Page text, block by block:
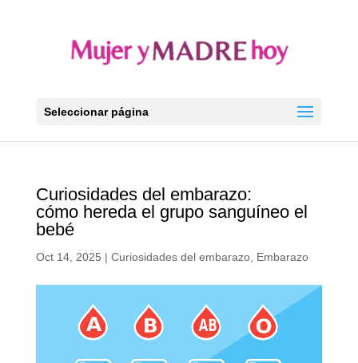
Seleccionar página
Curiosidades del embarazo:
cómo hereda el grupo sanguíneo el
bebé
Oct 14, 2025 | Curiosidades del embarazo, Embarazo